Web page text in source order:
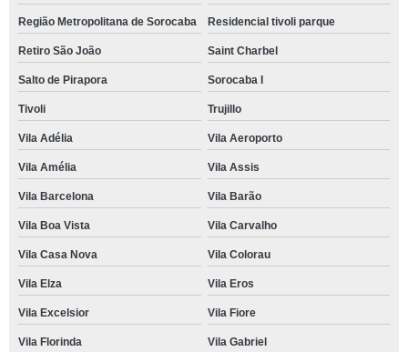
Região Metropolitana de Sorocaba Residencial tivoli parque
Retiro São João Saint Charbel
Salto de Pirapora Sorocaba I
Tivoli Trujillo
Vila Adélia Vila Aeroporto
Vila Amélia Vila Assis
Vila Barcelona Vila Barão
Vila Boa Vista Vila Carvalho
Vila Casa Nova Vila Colorau
Vila Elza Vila Eros
Vila Excelsior Vila Fiore
Vila Florinda Vila Gabriel